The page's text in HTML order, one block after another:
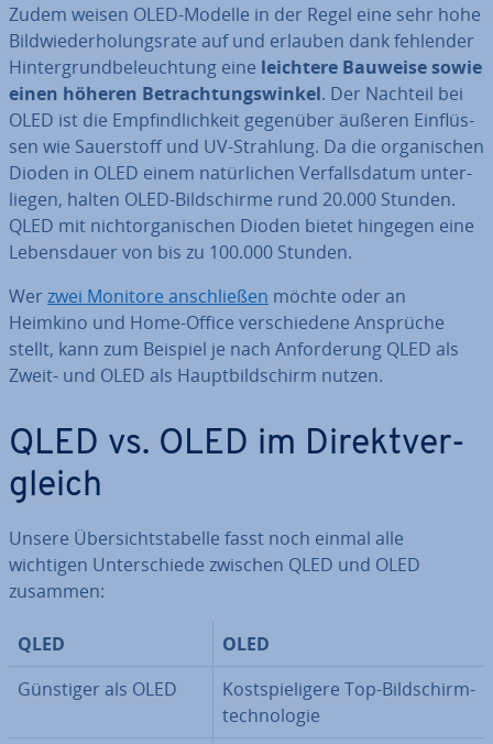
Zudem weisen OLED-Modelle in der Regel eine sehr hohe
Bild­wie­der­ho­lungs­ra­te auf und erlauben dank fehlender
Hin­ter­grund­be­leuch­tung eine leichtere Bauweise sowie
einen höheren Be­trach­tungs­win­kel. Der Nachteil bei
OLED ist die Emp­find­lich­keit gegenüber äußeren Ein­flüs­
sen wie Sau­er­stoff und UV-Strahlung. Da die or­ga­ni­schen
Dioden in OLED einem na­tür­li­chen Ver­falls­da­tum un­ter­
lie­gen, halten OLED-Bild­schir­me rund 20.000 Stunden.
QLED mit nich­t­or­ga­ni­schen Dioden bietet hingegen eine
Le­bens­dau­er von bis zu 100.000 Stunden.
Wer zwei Monitore an­schlie­ßen möchte oder an
Heimkino und Home-Office ver­schie­de­ne Ansprüche
stellt, kann zum Beispiel je nach An­for­de­rung QLED als
Zweit- und OLED als Haupt­bild­schirm nutzen.
QLED vs. OLED im Di­rekt­ver­
gleich
Unsere Über­sichts­ta­bel­le fasst noch einmal alle
wichtigen Un­ter­schie­de zwischen QLED und OLED
zusammen:
QLED
OLED
Günstiger als OLED
Kost­spie­li­ge­re Top-Bild­schirm­
tech­no­lo­gie